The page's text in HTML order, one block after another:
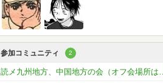
参加コミュニティ 2
読メ九州地方、中